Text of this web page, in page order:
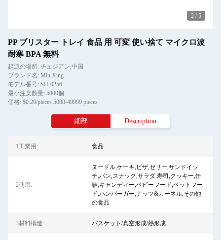
2 / 5
PP ブリスター トレイ 食品 用 可変 使い捨て マイクロ波
耐寒 BPA 無料
起源の場所: チェジアン,中国
ブランド名: Min Xing
モデル番号: SH-0256
最小注文数量: 5000個
価格: $0.20/pieces 5000-49999 pieces
細部 Description
1工業用: 食品
2使用:
ヌードル,ケーキ,ピザ,ゼリー,サンドイッ
チ,パン,スナック,サラダ,寿司,クッキー,缶
詰,キャンディー,ベビーフード,ペットフー
ド,ハンバーガー,ナッツ&カーネル,その他
の食品
3材料構造: バスケット/真空形成/熱形成